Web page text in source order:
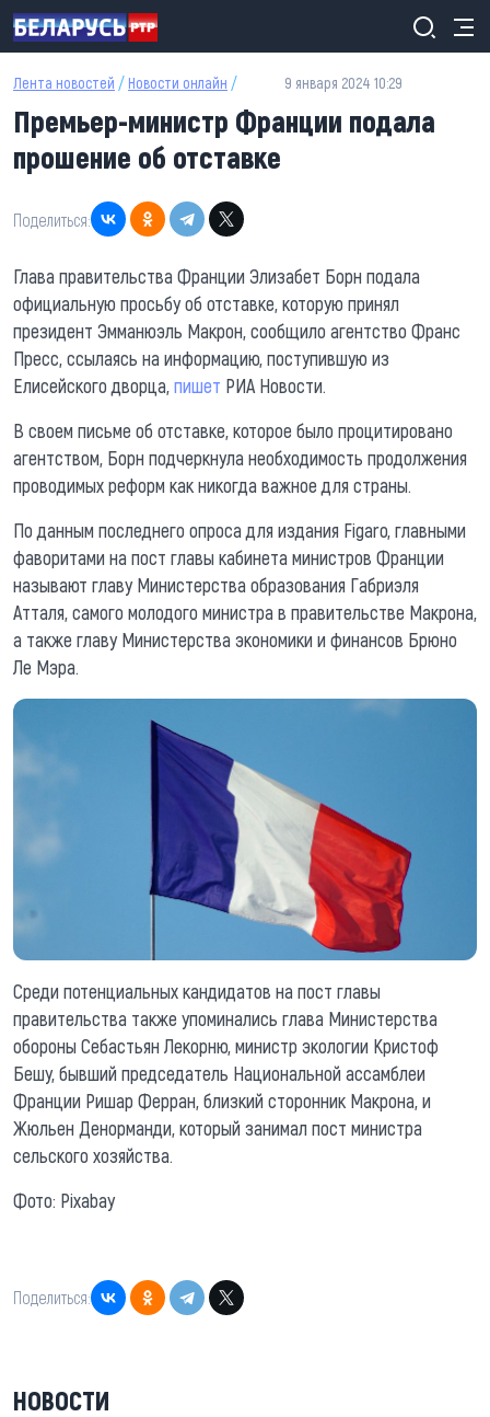
Перейти к основному содержанию
Лента новостей / Новости онлайн / 9 января 2024 10:29
Премьер-министр Франции подала
прошение об отставке
Поделиться:
Глава правительства Франции Элизабет Борн подала
официальную просьбу об отставке, которую принял
президент Эмманюэль Макрон, сообщило агентство Франс
Пресс, ссылаясь на информацию, поступившую из
Елисейского дворца,пишет РИА Новости.
В своем письме об отставке, которое было процитировано
агентством, Борн подчеркнула необходимость продолжения
проводимых реформ как никогда важное для страны.
По данным последнего опроса для издания Figaro, главными
фаворитами на пост главы кабинета министров Франции
называют главу Министерства образования Габриэля
Атталя, самого молодого министра в правительстве Макрона,
а также главу Министерства экономики и финансов Брюно
Ле Мэра.
Среди потенциальных кандидатов на пост главы
правительства также упоминались глава Министерства
обороны Себастьян Лекорню, министр экологии Кристоф
Бешу, бывший председатель Национальной ассамблеи
Франции Ришар Ферран, близкий сторонник Макрона, и
Жюльен Денорманди, который занимал пост министра
сельского хозяйства.
Фото: Pixabay
Поделиться:
НОВОСТИ